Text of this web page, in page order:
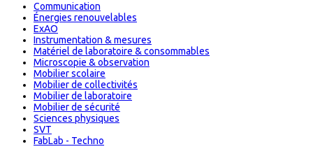
Communication
Énergies renouvelables
ExAO
Instrumentation & mesures
Matériel de laboratoire & consommables
Microscopie & observation
Mobilier scolaire
Mobilier de collectivités
Mobilier de laboratoire
Mobilier de sécurité
Sciences physiques
SVT
FabLab - Techno